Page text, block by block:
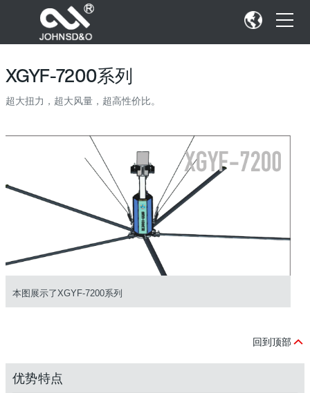
XGYF-7200系列
超大扭力，超大风量，超高性价比。
本图展示了XGYF-7200系列
回到顶部
优势特点